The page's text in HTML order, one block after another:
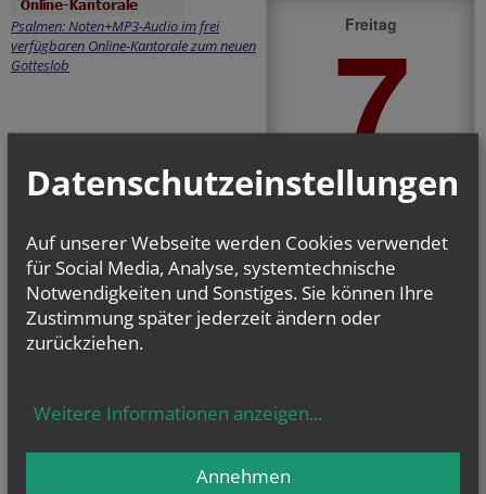
Freitag
7
August 2026
zurück weiter
Freitag der 18.
Woche im Jahreskreis
Hl. Kajetan
Psalmen: Noten+MP3-Audio im frei
verfügbaren Online-Kantorale zum neuen
Gotteslob
Datenschutzeinstellungen
Auf unserer Webseite werden Cookies verwendet
für Social Media, Analyse, systemtechnische
Notwendigkeiten und Sonstiges. Sie können Ihre
Zustimmung später jederzeit ändern oder
zurückziehen.
Weitere Informationen anzeigen...
Annehmen